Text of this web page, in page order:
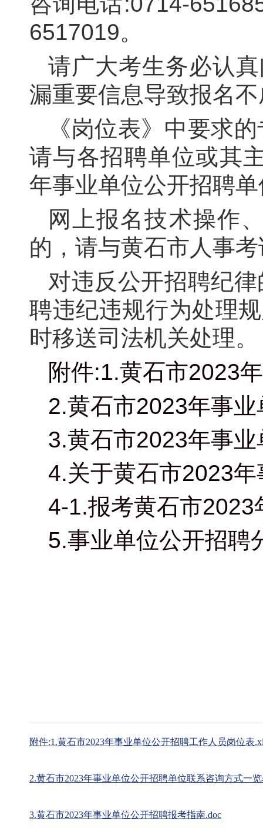
6517019。
请广大考生务必认
漏重要信息导致报名
《岗位表》中要求
请与各招聘单位或其
年事业单位公开招聘
网上报名技术操作
的，请与黄石市人事
对违反公开招聘纪
聘违纪违规行为处理
时移送司法机关处理。
附件:1.黄石市2023
2.黄石市2023年事
3.黄石市2023年事
4.关于黄石市2023
4-1.报考黄石市
5.事业单位公开招聘
附件:1.黄石市2023年事业单位公开招聘工作人员岗位表
2.黄石市2023年事业单位公开招聘单位联系咨询方式一
3.黄石市2023年事业单位公开招聘报考指南.doc